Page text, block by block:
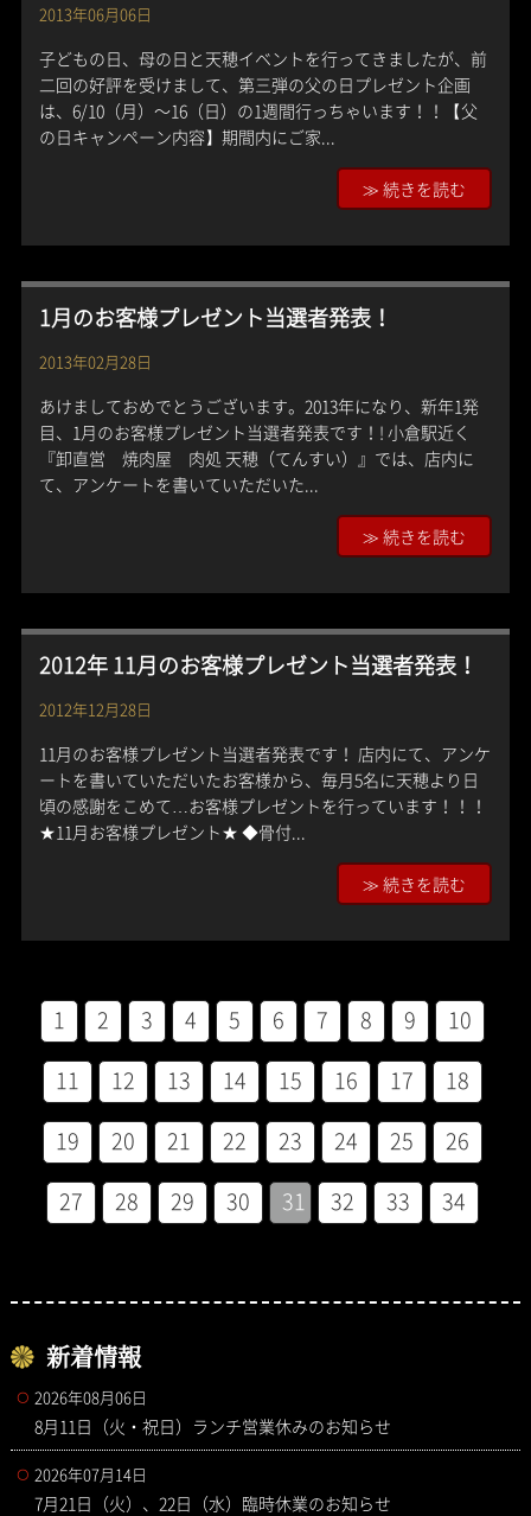
2013年06月06日
子どもの日、母の日と天穂イベントを行ってきましたが、前
二回の好評を受けまして、第三弾の父の日プレゼント企画
は、6/10（月）〜16（日）の1週間行っちゃいます！！【父
の日キャンペーン内容】期間内にご家...
≫ 続きを読む
1月のお客様プレゼント当選者発表！
2013年02月28日
あけましておめでとうございます。2013年になり、新年1発
目、1月のお客様プレゼント当選者発表です！! 小倉駅近く
『卸直営 焼肉屋 肉処 天穂（てんすい）』では、店内に
て、アンケートを書いていただいた...
≫ 続きを読む
2012年 11月のお客様プレゼント当選者発表！
2012年12月28日
11月のお客様プレゼント当選者発表です！ 店内にて、アンケ
ートを書いていただいたお客様から、毎月5名に天穂より日
頃の感謝をこめて…お客様プレゼントを行っています！！！
★11月お客様プレゼント★ ◆骨付...
≫ 続きを読む
1 2 3 4 5 6 7 8 9
10
11
12 13 14 15 16 17
18
19
20 21 22 23 24 25
26
27
28 29 30 31 32 33 34
新着情報
2026年08月06日
8月11日（火・祝日）ランチ営業休みのお知らせ
2026年07月14日
7月21日（火）、22日（水）臨時休業のお知らせ